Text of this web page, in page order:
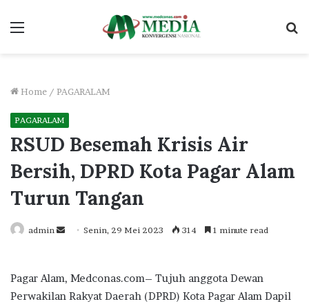
Menu
Home / PAGARALAM
PAGARALAM
RSUD Besemah Krisis Air
Bersih, DPRD Kota Pagar Alam
Turun Tangan
admin
Send Senin, 29 Mei 2023 314 1 minute read
Pagar Alam, Medconas.com– Tujuh anggota Dewan
Perwakilan Rakyat Daerah (DPRD) Kota Pagar Alam Dapil